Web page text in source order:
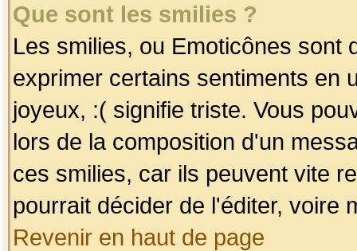
Que sont les smilies ?
Les smilies, ou Emoticônes sont
exprimer certains sentiments en
joyeux, :( signifie triste. Vous
lors de la composition d'un
ces smilies, car ils peuvent vite
pourrait décider de l'éditer, voire
Revenir en haut de page